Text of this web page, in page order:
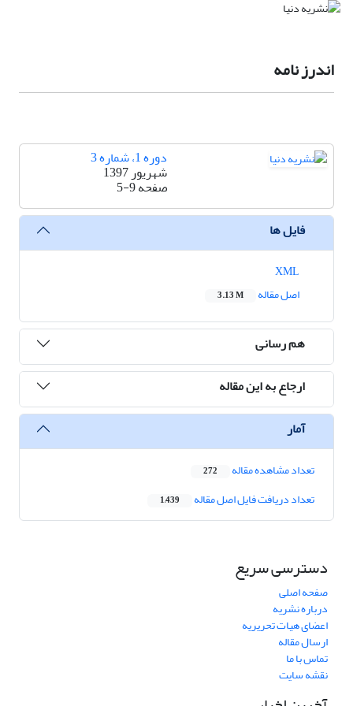
اندرز نامه
دوره 1، شماره 3
شهریور 1397
صفحه5-9
فایل ها
اصل مقاله
3.13 M
هم رسانی
ارجاع به این مقاله
آمار
تعداد مشاهده مقاله 272
تعداد دریافت فایل اصل مقاله 1,439
دسترسی سریع
صفحه اصلی
درباره نشریه
اعضای هیات تحریریه
ارسال مقاله
تماس با ما
نقشه سایت